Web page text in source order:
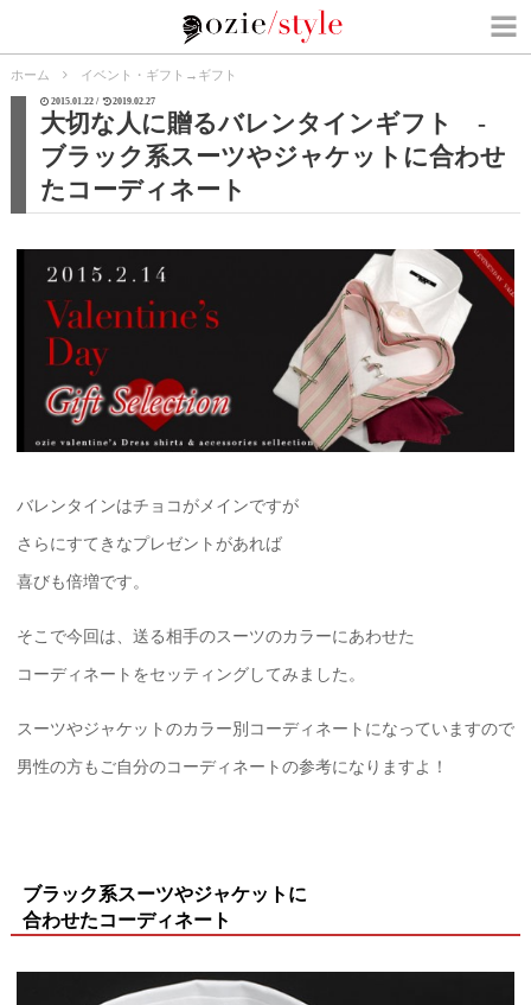
ホーム イベント・ギフト → ギフト
2015.01.22 / 2019.02.27
大切な人に贈るバレンタインギフト -
ブラック系スーツやジャケットに合わせ
たコーディネート
バレンタインはチョコがメインですが
さらにすてきなプレゼントがあれば
喜びも倍増です。
そこで今回は、送る相手のスーツのカラーにあわせた
コーディネートをセッティングしてみました。
スーツやジャケットのカラー別コーディネートになっていますので
男性の方もご自分のコーディネートの参考になりますよ！
ブラック系スーツやジャケットに
合わせたコーディネート